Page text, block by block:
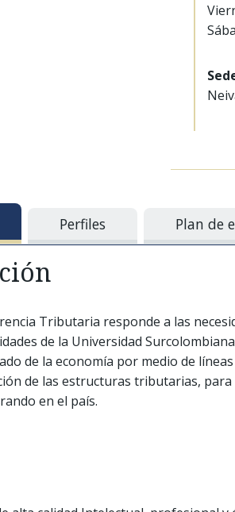
Perfiles Plan de
Tributaria responde a las
de la Universidad
de la economía por medio de
de las estructuras tributarias,
en el país.